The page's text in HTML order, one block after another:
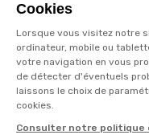
Cookies
Lorsque vous visitez notre
ordinateur, mobile ou
votre navigation en vous
de détecter d'éventuels
laissons le choix de
cookies.
Consulter notre politique
©